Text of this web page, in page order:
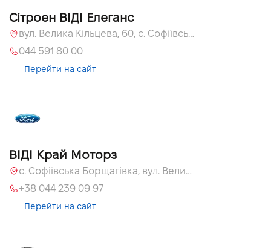
Сітроен ВІДІ Елеганс
вул. Велика Кільцева, 60, с. Софіївська Борщагівка, Київська обл., 08131
044 591 80 00
Перейти на сайт
ВІДІ Край Моторз
с. Софіївська Борщагівка, вул. Велика Кільцева, 60а
+38 044 239 09 97
Перейти на сайт